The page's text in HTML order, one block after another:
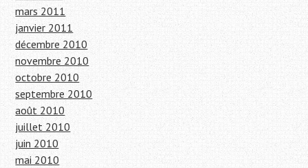
mars 2011
janvier 2011
décembre 2010
novembre 2010
octobre 2010
septembre 2010
août 2010
juillet 2010
juin 2010
mai 2010